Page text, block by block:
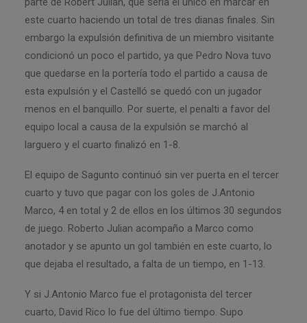
este cuarto haciendo un total de tres dianas finales. Sin
embargo la expulsión definitiva de un miembro visitante
condicionó un poco el partido, ya que Pedro Nova tuvo
que quedarse en la portería todo el partido a causa de
esta expulsión y el Castelló se quedó con un jugador
menos en el banquillo. Por suerte, el penalti a favor del
equipo local a causa de la expulsión se marchó al
larguero y el cuarto finalizó en 1-8.
El equipo de Sagunto continuó sin ver puerta en el tercer
cuarto y tuvo que pagar con los goles de J.Antonio
Marco, 4 en total y 2 de ellos en los últimos 30 segundos
de juego. Roberto Julian acompaño a Marco como
anotador y se apunto un gol también en este cuarto, lo
que dejaba el resultado, a falta de un tiempo, en 1-13.
Y si J.Antonio Marco fue el protagonista del tercer
cuarto, David Rico lo fue del último tiempo. Supo